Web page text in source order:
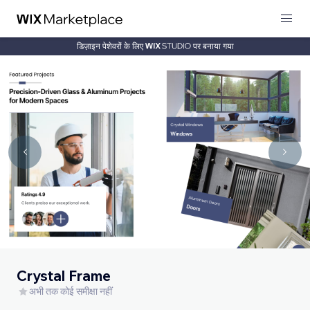
डिज़ाइन पेशेवरों के लिए पर बनाया गया
Crystal Frame
अभी तक कोई समीक्षा नहीं